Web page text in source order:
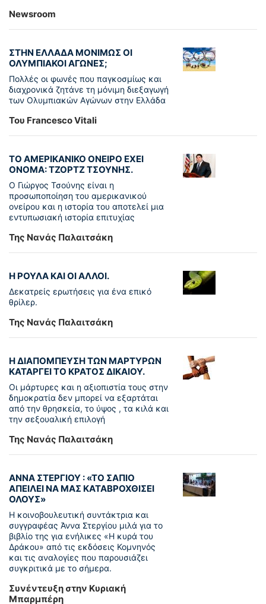
Newsroom
ΣΤΗΝ ΕΛΛΑΔΑ ΜΟΝΙΜΩΣ ΟΙ
ΟΛΥΜΠΙΑΚΟΙ ΑΓΩΝΕΣ;
Πολλές οι φωνές που παγκοσμίως και
διαχρονικά ζητάνε τη μόνιμη διεξαγωγή
των Ολυμπιακών Αγώνων στην Ελλάδα
Του Francesco Vitali
ΤΟ ΑΜΕΡΙΚΑΝΙΚΟ ΟΝΕΙΡΟ ΕΧΕΙ
ΟΝΟΜΑ: ΤΖΟΡΤΖ ΤΣΟΥΝΗΣ.
Ο Γιώργος Τσούνης είναι η
προσωποποίηση του αμερικανικού
ονείρου και η ιστορία του αποτελεί μια
εντυπωσιακή ιστορία επιτυχίας
Της Νανάς Παλαιτσάκη
Η ΡΟΥΛΑ ΚΑΙ ΟΙ ΑΛΛΟΙ.
Δεκατρείς ερωτήσεις για ένα επικό
θρίλερ.
Της Νανάς Παλαιτσάκη
Η ΔΙΑΠΟΜΠΕΥΣΗ ΤΩΝ ΜΑΡΤΥΡΩΝ
ΚΑΤΑΡΓΕΙ ΤΟ ΚΡΑΤΟΣ ΔΙΚΑΙΟΥ.
Οι μάρτυρες και η αξιοπιστία τους στην
δημοκρατία δεν μπορεί να εξαρτάται
από την θρησκεία, το ύψος , τα κιλά και
την σεξουαλική επιλογή
Της Νανάς Παλαιτσάκη
ΑΝΝΑ ΣΤΕΡΓΙΟΥ : «ΤΟ ΣΑΠΙΟ
ΑΠΕΙΛΕΙ ΝΑ ΜΑΣ ΚΑΤΑΒΡΟΧΘΙΣΕΙ
ΟΛΟΥΣ»
Η κοινοβουλευτική συντάκτρια και
συγγραφέας Άννα Στεργίου μιλά για το
βιβλίο της για ενήλικες «Η κυρά του
Δράκου» από τις εκδόσεις Κομνηνός
και τις αναλογίες που παρουσιάζει
συγκριτικά με το σήμερα.
Συνέντευξη στην Κυριακή
Μπαρμπέρη